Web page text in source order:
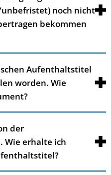
noch nicht
bekommen
Aufenthaltstitel
worden. Wie
der
Wie erhalte ich